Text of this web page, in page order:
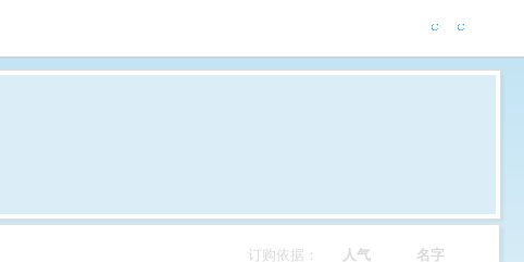
订购依据： 人气 名字